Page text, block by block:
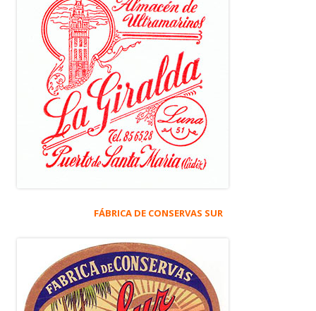
FÁBRICA DE CONSERVAS SUR